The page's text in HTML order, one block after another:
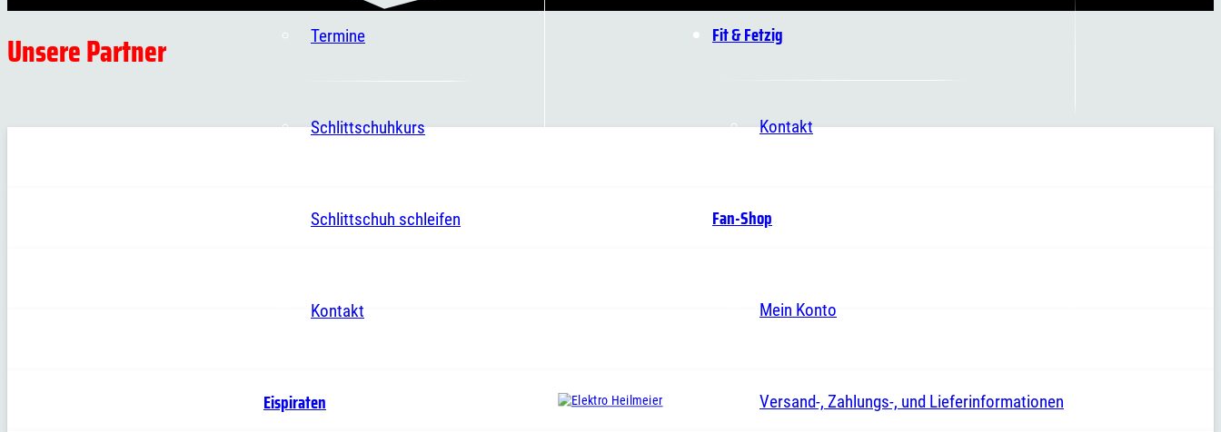
Fit & Fetzig
Kontakt
Fan-Shop
Mein Konto
Versand-, Zahlungs-, und Lieferinformationen
Termine
Schlittschuhkurs
Schlittschuh schleifen
Kontakt
Eispiraten
Unsere Partner